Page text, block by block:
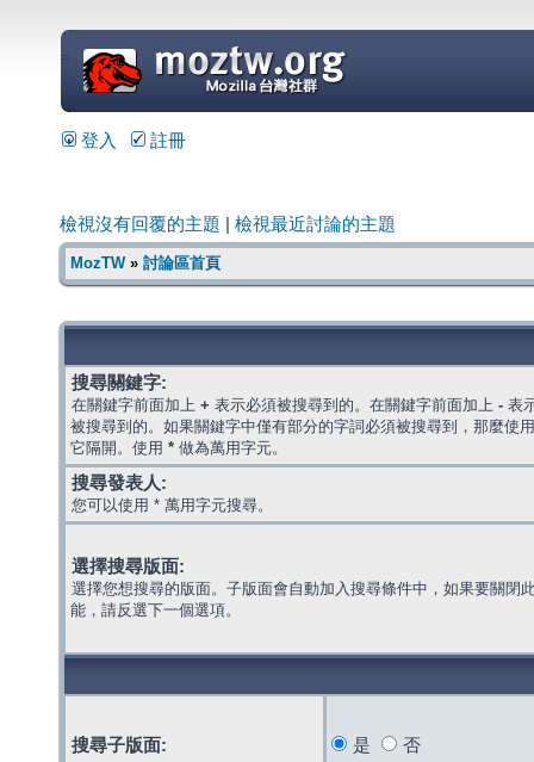
=
登入 註冊
檢視沒有回覆的主題 檢視最近討論的主題
MozTW» 討論區首頁
搜尋關鍵字:
在關鍵字前面加上 + 表示必須被搜尋到的。在關鍵字前面加上 - 表
被搜尋到的。如果關鍵字中僅有部分的字詞必須被搜尋到，那麼使
它隔開。使用 * 做為萬用字元。
搜尋發表人:
您可以使用 * 萬用字元搜尋。
選擇搜尋版面:
選擇您想搜尋的版面。子版面會自動加入搜尋條件中，如果要關閉
能，請反選下一個選項。
搜尋子版面: 是 否